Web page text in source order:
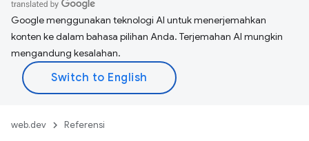
Google menggunakan teknologi AI untuk menerjemahkan
konten ke dalam bahasa pilihan Anda. Terjemahan AI mungkin
mengandung kesalahan.
web.dev Referensi